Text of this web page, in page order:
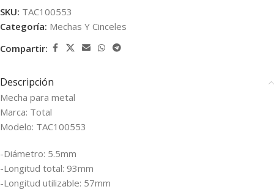
SKU: TAC100553
Categoría: Mechas Y Cinceles
Compartir:
Descripción
Mecha para metal
Marca: Total
Modelo: TAC100553
-Diámetro: 5.5mm
-Longitud total: 93mm
-Longitud utilizable: 57mm